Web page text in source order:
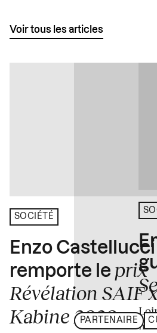
Voir tous les articles
SOCIÉTÉ
Enzo Castellucci
remporte le prix
Révélation SAIF
Kabine 2026
PARTENAIRE